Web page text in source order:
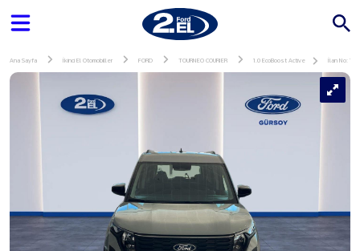
Ana Sayfa İkinci El Otomobiller FORD TOURNEO COURIER 1.0 EcoBoost Active İlan No: